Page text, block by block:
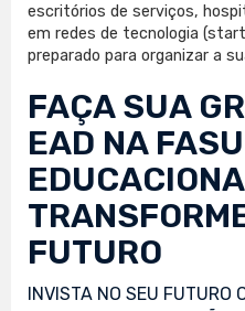
escritórios de serviços,
em redes de tecnologia
preparado para organizar a
FAÇA SUA
EAD NA
FUTURO
INVISTA NO SEU FUTURO